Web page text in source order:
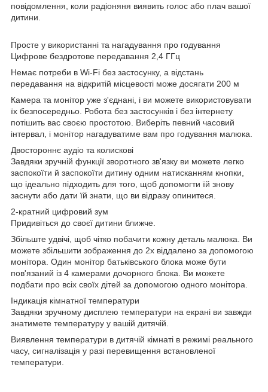
повідомлення, коли радіоняня виявить голос або плач вашої
дитини.
Просте у використанні та нагадування про годування
Цифрове бездротове передавання 2,4 ГГц
Немає потреби в Wi-Fi без застосунку, а відстань
передавання на відкритій місцевості може досягати 200 м
Камера та монітор уже з'єднані, і ви можете використовувати
їх безпосередньо. Робота без застосунків і без інтернету
потішить вас своєю простотою. Виберіть певний часовий
інтервал, і монітор нагадуватиме вам про годування малюка.
Двостороннє аудіо та колискові
Завдяки зручній функції зворотного зв'язку ви можете легко
заспокоїти й заспокоїти дитину одним натисканням кнопки,
що ідеально підходить для того, щоб допомогти їй знову
заснути або дати їй знати, що ви відразу опинитеся.
2-кратний цифровий зум
Придивіться до своєї дитини ближче.
Збільште удвічі, щоб чітко побачити кожну деталь малюка. Ви
можете збільшити зображення до 2x віддалено за допомогою
монітора. Один монітор батьківського блока може бути
пов'язаний із 4 камерами дочорного блока. Ви можете
подбати про всіх своїх дітей за допомогою одного монітора.
Індикація кімнатної температури
Завдяки зручному дисплею температури на екрані ви завжди
знатимете температуру у вашій дитячій.
Виявлення температури в дитячій кімнаті в режимі реального
часу, сигналізація у разі перевищення встановленої
температури.